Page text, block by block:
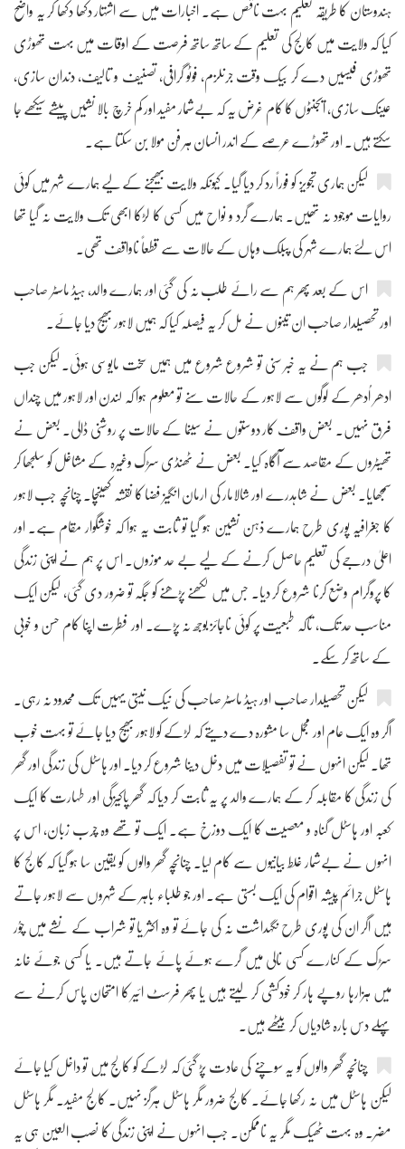
ہندوستان کا طریقہ تعلیم بہت ناقص ہے۔ اخبارات میں سے اشتہار دکھا دکھا کر یہ واضح
کیا کہ ولایت میں کالج کی تعلیم کے ساتھ ساتھ فرصت کے اوقات میں بہت تھوڑی
تھوڑی فیسیں دے کر بیک وقت جرنلزم، فوٹو گرافی، تصنیف و تالیف، دندان سازی،
عینک سازی، ایجنٹوں کا کام غرض یہ کہ بےشمار مفید اور کم خرچ بالا نشیں پیشے سیکھے جا
سکتے ہیں۔ اور تھوڑے عرصے کے اندر انسان ہر فن مولا بن سکتا ہے۔
لیکن ہماری تجویز کو فوراً رد کر دیا گیا۔ کیونکہ ولایت بھیجنے کے لیے ہمارے شہر میں کوئی
روایات موجود نہ تھیں۔ ہمارے گرد و نواح میں کسی کا لڑکا ابھی تک ولایت نہ گیا تھا
اس لئے ہمارے شہر کی پبلک وہاں کے حالات سے قطعاً ناواقف تھی۔
اس کے بعد پھر ہم سے رائے طلب نہ کی گئی اور ہمارے والد، ہیڈ ماسٹر صاحب
اور تحصیلدار صاحب ان تینوں نے مل کر یہ فیصلہ کیا کہ ہمیں لاہور بھیج دیا جائے۔
جب ہم نے یہ خبر سنی تو شروع شروع میں ہمیں سخت مایوسی ہوئی۔ لیکن جب
ادھر اُدھر کے لوگوں سے لاہور کے حالات سنے تو معلوم ہوا کہ لندن اور لاہور میں چنداں
فرق نہیں۔ بعض واقف کار دوستوں نے سینما کے حالات پر روشنی ڈالی۔ بعض نے
تھیٹروں کے مقاصد سے آگاہ کیا۔ بعض نے ٹھنڈی سڑک وغیرہ کے مشاغل کو سلجھا کر
سمجھایا۔ بعض نے شاہدرے اور شالامار کی ارمان انگیز فضا کا نقشہ کھینچا۔ چنانچہ جب لاہور
کا جغرافیہ پوری طرح ہمارے ذہن نشین ہو گیا تو ثابت یہ ہوا کہ خوشگوار مقام ہے۔ اور
اعلیٰ درجے کی تعلیم حاصل کرنے کے لیے بے حد موزوں۔ اس پر ہم نے اپنی زندگی
کا پروگرام وضع کرنا شروع کر دیا۔ جس میں لکھنے پڑھنے کو جگہ تو ضرور دی گئی، لیکن ایک
مناسب حد تک، تاکہ طبعیت پر کوئی ناجائز بوجھ نہ پڑے۔ اور فطرت اپنا کام حسن و خوبی
کے ساتھ کر سکے۔
لیکن تحصیلدار صاحب اور ہیڈ ماسٹر صاحب کی نیک نیتی یہیں تک محدود نہ رہی۔
اگر وہ ایک عام اور مجمل سا مشورہ دے دیتے کہ لڑکے کو لاہور بھیج دیا جائے تو بہت خوب
تھا۔ لیکن انہوں نے تو تفصیلات میں دخل دینا شروع کر دیا۔ اور ہاسٹل کی زندگی اور گھر
کی زندگی کا مقابلہ کر کے ہمارے والد پر یہ ثابت کر دیا کہ گھر پاکیزگی اور طہارت کا ایک
کعبہ اور ہاسٹل گناہ و معصیت کا ایک دوزخ ہے۔ ایک تو تھے وہ چرب زبان، اس پر
انہوں نے بےشمار غلط بیانیوں سے کام لیا۔ چنانچہ گھر والوں کو یقین سا ہو گیا کہ کالج کا
ہاسٹل جرائم پیشہ اقوام کی ایک بستی ہے۔ اور جو طلباء باہر کے شہروں سے لاہور جاتے
ہیں اگر ان کی پوری طرح نگہداشت نہ کی جائے تو وہ اکثر یا تو شراب کے نشے میں چوُر
سڑک کے کنارے کسی نالی میں گرے ہوئے پائے جاتے ہیں۔ یا کسی جوئے خانہ
میں ہزارہا روپے ہار کر خودکشی کر لیتے ہیں یا پھر فرسٹ ائیر کا امتحان پاس کرنے سے
پہلے دس بارہ شادیاں کر بیٹھے ہیں۔
چنانچہ گھر والوں کو یہ سوچنے کی عادت پڑ گئی کہ لڑکے کو کالج میں تو داخل کیا جائے
لیکن ہاسٹل میں نہ رکھا جائے۔ کالج ضرور مگر ہاسٹل ہرگز نہیں۔ کالج مفید۔ مگر ہاسٹل
مضر۔ وہ بہت ٹھیک مگر یہ ناممکن۔ جب انہوں نے اپنی زندگی کا نصب العین ہی یہ